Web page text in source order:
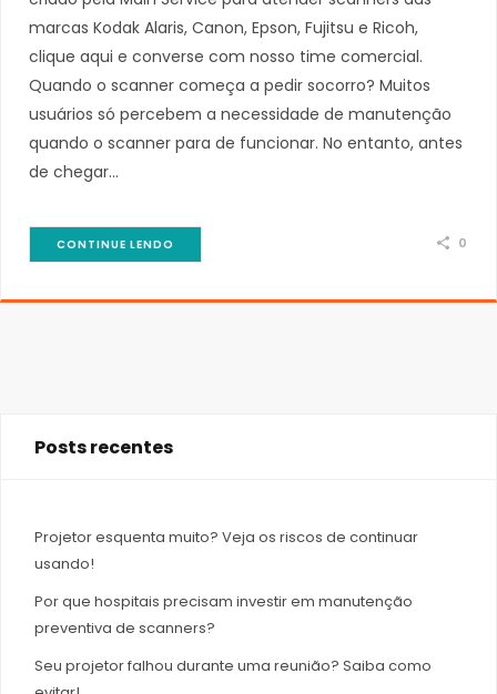
marcas Kodak Alaris, Canon, Epson, Fujitsu e Ricoh,
clique aqui e converse com nosso time comercial.
Quando o scanner começa a pedir socorro? Muitos
usuários só percebem a necessidade de manutenção
quando o scanner para de funcionar. No entanto, antes
de chegar…
CONTINUE LENDO 0
Posts recentes
Projetor esquenta muito? Veja os riscos de continuar
usando!
Por que hospitais precisam investir em manutenção
preventiva de scanners?
Seu projetor falhou durante uma reunião? Saiba como